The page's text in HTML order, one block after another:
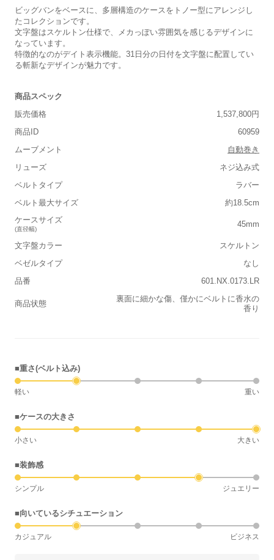
ビッグバンをベースに、多層構造のケースをトノー型にアレンジし
たコレクションです。
文字盤はスケルトン仕様で、メカっぽい雰囲気を感じるデザインに
なっています。
特徴的なのがデイト表示機能。31日分の日付を文字盤に配置してい
る斬新なデザインが魅力です。
商品スペック
販売価格
1,537,800円
商品ID
60959
ムーブメント
自動巻き
リューズ
ネジ込み式
ベルトタイプ
ラバー
ベルト最大サイズ
約18.5cm
ケースサイズ
(直径幅)
45mm
文字盤カラー
スケルトン
ベゼルタイプ
なし
品番
601.NX.0173.LR
商品状態
裏面に細かな傷、僅かにベルトに香水の
香り
■重さ(ベルト込み)
軽い 重い
■ケースの大きさ
小さい 大きい
■装飾感
シンプル ジュエリー
■向いているシチュエーション
カジュアル ビジネス